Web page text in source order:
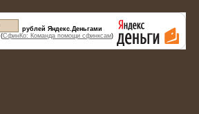
рублей Яндекс.Деньгами
(СфинКо: Команда помощи сфинксам)